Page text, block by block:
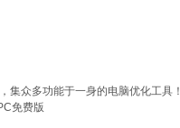
集众多功能于一身的电脑优化工具！
免费版